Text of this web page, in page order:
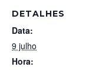
DETALHES
Data:
9 julho
Hora: